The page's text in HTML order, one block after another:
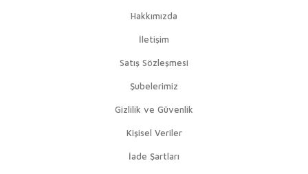
Hakkımızda
İletişim
Satış Sözleşmesi
Şubelerimiz
Gizlilik ve Güvenlik
Kişisel Veriler
İade Şartları